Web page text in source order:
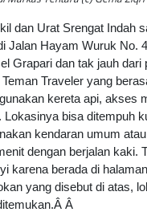
dan Urat Srengat Indah
Jalan Hayam Wuruk No.
Grapari dan tak jauh dari
Teman Traveler yang
kereta api, akses
Lokasinya bisa ditempuh
kendaran umum
dengan berjalan kaki. T
karena berada di
yang disebut di atas,
Â